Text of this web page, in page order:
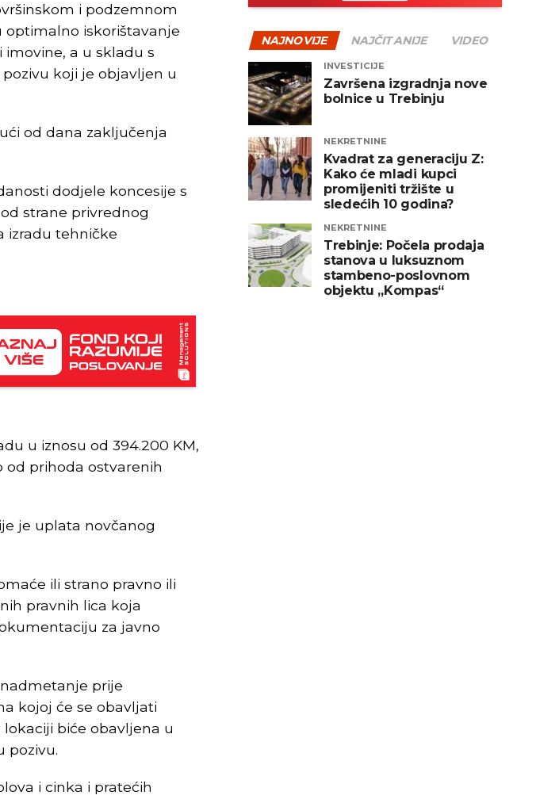
i podzemnom
iskorištavanje
a u skladu s
koji je objavljen u
od dana zaključenja
dodjele koncesije s
strane privrednog
izradu tehničke
u iznosu od 394.200 KM,
od prihoda ostvarenih
je uplata novčanog
ili strano pravno ili
pravnih lica koja
za javno
prije
kojoj će se obavljati
biće obavljena u
pozivu.
i cinka i pratećih
NAJNOVIJE NAJČITANIJE VIDEO
INVESTICIJE
Završena izgradnja nove
bolnice u Trebinju
NEKRETNINE
Kvadrat za generaciju Z:
Kako će mladi kupci
promijeniti tržište u
sledećih 10 godina?
NEKRETNINE
Trebinje: Počela prodaja
stanova u luksuznom
stambeno-poslovnom
objektu „Kompas“